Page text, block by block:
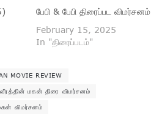
பேபி & பேபி திரைப்பட விமர்சனம்
February 15, 2025
In "திரைப்படம்"
MOVIE REVIEW
வீரத்தின் மகன் திரை விமர்சனம்
விமர்சனம்